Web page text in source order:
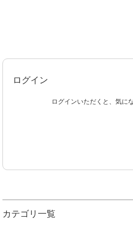
ログイン
ログインいただくと、気に
カテゴリ一覧